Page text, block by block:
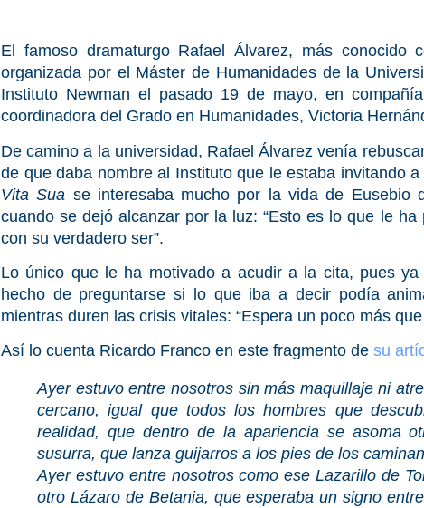
El famoso dramaturgo Rafael Álvarez, más
organizada por el Máster de Humanidades de la
Instituto Newman el pasado 19 de mayo, en
coordinadora del Grado en Humanidades, Victoria
De camino a la universidad, Rafael Álvarez venía
de que daba nombre al Instituto que le estaba invitando
Vita Sua se interesaba mucho por la vida de Eusebio
cuando se dejó alcanzar por la luz: “Esto es lo que le
con su verdadero ser”.
Lo único que le ha motivado a acudir a la cita, pues
hecho de preguntarse si lo que iba a decir podía
mientras duren las crisis vitales: “Espera un poco más
Así lo cuenta Ricardo Franco en este fragmento de su
Ayer estuvo entre nosotros sin más maquillaje ni
cercano, igual que todos los hombres que
realidad, que dentro de la apariencia se asoma
susurra, que lanza guijarros a los pies de los
Ayer estuvo entre nosotros comoese Lazarillo de
otro Lázaro de Betania, que esperaba un signo